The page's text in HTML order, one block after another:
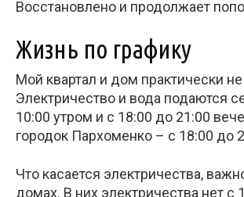
Восстановлено и продолжает
Жизнь по графику
Мой квартал и дом практически
Электричество и вода подаются
10:00 утром и с 18:00 до 21:00
городок Пархоменко – с 18:00 до
Что касается электричества,
домах. В них электричества нет